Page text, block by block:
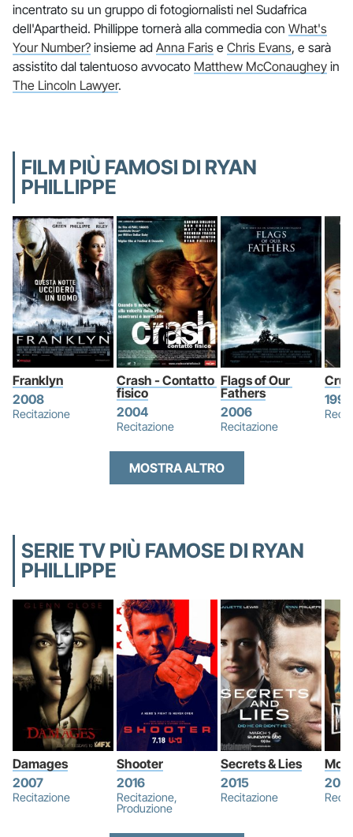
incentrato su un gruppo di fotogiornalisti nel Sudafrica
dell'Apartheid. Phillippe tornerà alla commedia con What's
Your Number? insieme ad Anna Faris e Chris Evans, e sarà
assistito dal talentuoso avvocato Matthew McConaughey in
The Lincoln Lawyer.
FILM PIÙ FAMOSI DI RYAN
PHILLIPPE
Franklyn
2008
Recitazione
Crash - Contatto
fisico
2004
Recitazione
Flags of Our
Fathers
2006
Recitazione
1999
MOSTRA ALTRO
SERIE TV PIÙ FAMOSE DI RYAN
PHILLIPPE
Damages
2007
Recitazione
Shooter
2016
Recitazione,
Produzione
Secrets & Lies
2015
Recitazione